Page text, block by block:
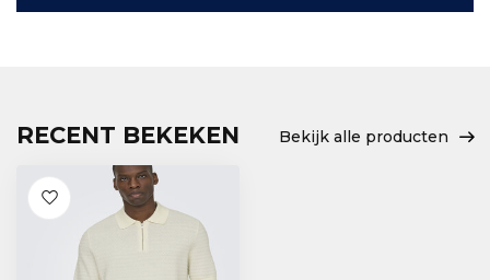
RECENT BEKEKEN Bekijk alle producten